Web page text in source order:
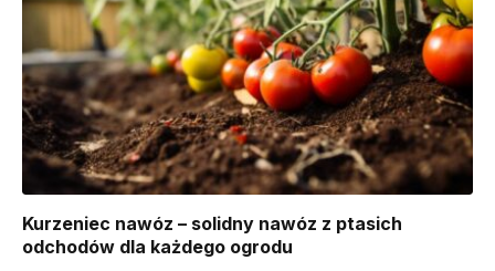
Kurzeniec nawóz – solidny nawóz z ptasich
odchodów dla każdego ogrodu